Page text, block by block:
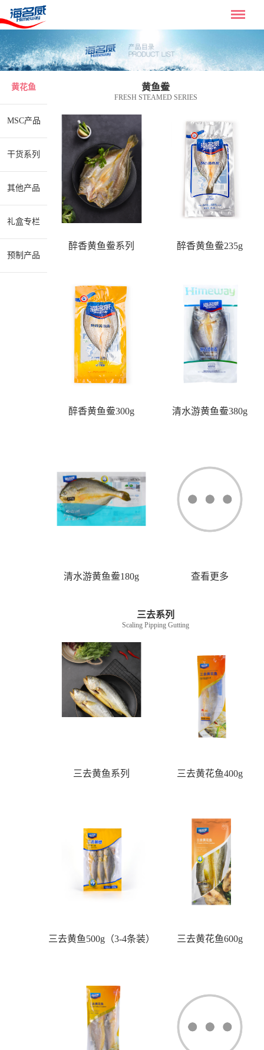
黄花鱼
MSC产品
干货系列
其他产品
礼盒专栏
预制产品
黄鱼鲞
FRESH STEAMED SERIES
醉香黄鱼鲞系列 醉香黄鱼鲞235g
醉香黄鱼鲞300g 清水游黄鱼鲞380g
清水游黄鱼鲞180g 查看更多
三去系列
Scaling Pipping Gutting
三去黄鱼系列 三去黄花鱼400g
三去黄鱼500g（3-4条装） 三去黄花鱼600g